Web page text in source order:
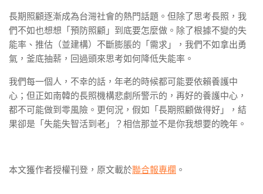
長期照顧逐漸成為台灣社會的熱門話題。但除了思考長照，我
們不如也想想「預防照顧」到底要怎麼做。除了根據不變的失
能率、推估（並建構）不斷膨脹的「需求」，我們不如拿出勇
氣，釜底抽薪，回過頭來思考如何降低失能率。
我們每一個人，不幸的話，年老的時候都可能要依賴養護中
心；但正如南韓的長照機構悲劇所警示的，再好的養護中心，
都不可能做到零風險。更何況，假如「長期照顧做得好」，結
果卻是「失能失智活到老」？相信那並不是你我想要的晚年。
本文獲作者授權刊登，原文載於聯合報專欄 。